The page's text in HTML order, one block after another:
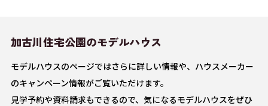
加古川住宅公園のモデルハウス
モデルハウスのページではさらに詳しい情報や、ハウスメーカー
のキャンペーン情報がご覧いただけます。
見学予約や資料請求もできるので、気になるモデルハウスをぜひ